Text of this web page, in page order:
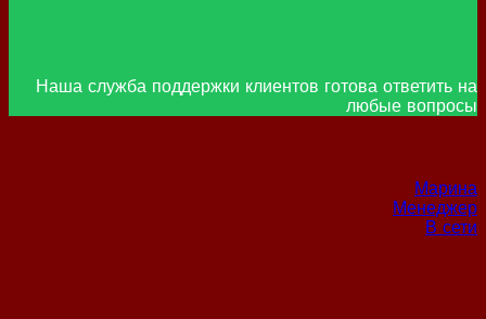
Наша служба поддержки клиентов готова ответить на
любые вопросы
Марина
Менеджер
В сети